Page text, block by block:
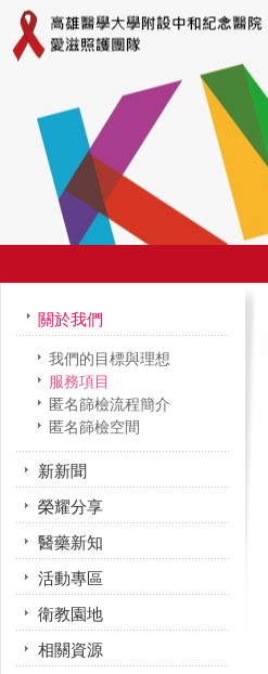
關於我們
我們的目標與理想
服務項目
匿名篩檢流程簡介
匿名篩檢空間
新新聞
榮耀分享
醫藥新知
活動專區
衛教園地
相關資源